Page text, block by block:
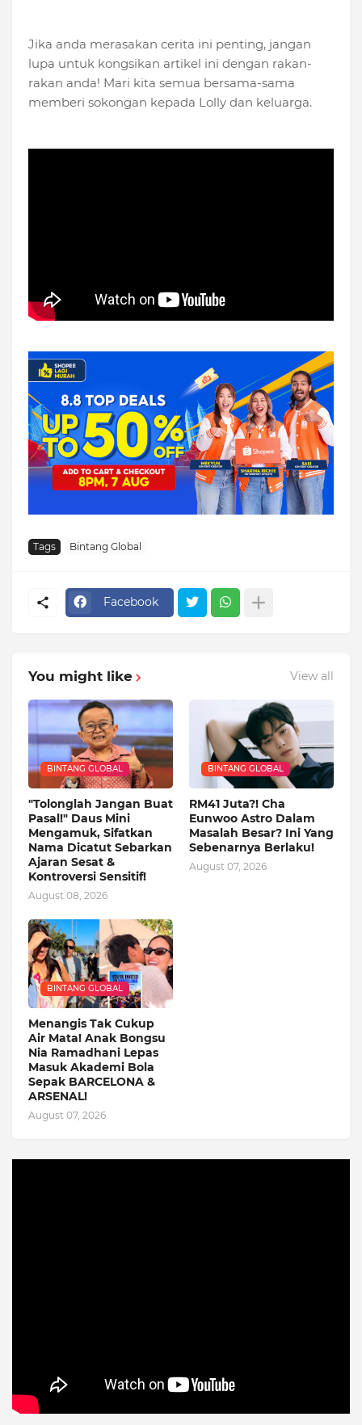
Jika anda merasakan cerita ini penting, jangan
lupa untuk kongsikan artikel ini dengan rakan-
rakan anda! Mari kita semua bersama-sama
memberi sokongan kepada Lolly dan keluarga.
Tags Bintang Global
Facebook
You might like View all
BINTANG GLOBAL
"Tolonglah Jangan Buat
Pasal!" Daus Mini
Mengamuk, Sifatkan
Nama Dicatut Sebarkan
Ajaran Sesat &
Kontroversi Sensitif!
August 08, 2026
BINTANG GLOBAL
RM41 Juta?! Cha
Eunwoo Astro Dalam
Masalah Besar? Ini Yang
Sebenarnya Berlaku!
August 07, 2026
BINTANG GLOBAL
Menangis Tak Cukup
Air Mata! Anak Bongsu
Nia Ramadhani Lepas
Masuk Akademi Bola
Sepak BARCELONA &
ARSENAL!
August 07, 2026